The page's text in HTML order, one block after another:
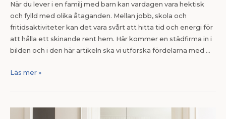
När du lever i en familj med barn kan vardagen vara hektisk
och fylld med olika åtaganden. Mellan jobb, skola och
fritidsaktiviteter kan det vara svårt att hitta tid och energi för
att hålla ett skinande rent hem. Här kommer en städfirma in i
bilden och i den här artikeln ska vi utforska fördelarna med …
Läs mer »